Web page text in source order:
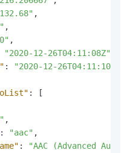
,
,
,
"2020-12-26T04:11:08Z"
:
"2020-12-26T04:11:10Z"
:
[
,
: "aac" ,
:
"AAC (Advanced